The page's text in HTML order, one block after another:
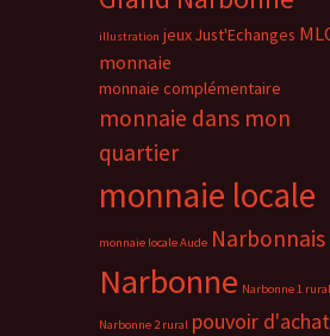
illustration jeuxJust'Echanges
monnaie
monnaie complémentaire
monnaie dans mon
quartier
monnaie locale
monnaie locale Aude Narbonnais
Narbonne Narbonne 1 rural
Narbonne 2 rural pouvoir d'achat